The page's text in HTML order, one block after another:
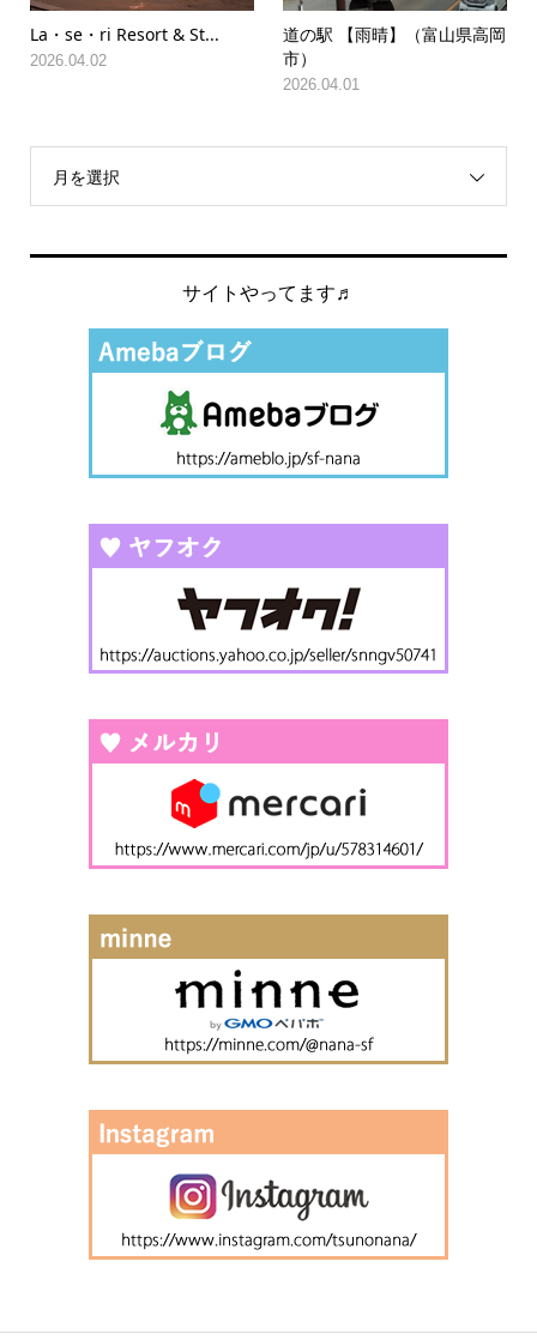
La・se・ri Resort & St...
2026.04.02
道の駅 【雨晴】（富山県高岡
市）
2026.04.01
月を選択
サイトやってます♬